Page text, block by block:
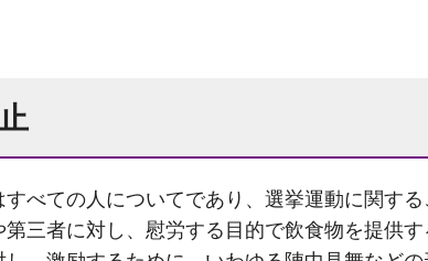
べての人についてであり、選挙運動に関す
三者に対し、慰労する目的で飲食物を提供